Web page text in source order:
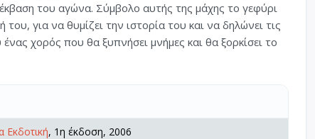
του αγώνα. Σύμβολο αυτής της μάχης το γεφύρι
για να θυμίζει την ιστορία του και να δηλώνει τις
χορός που θα ξυπνήσει μνήμες και θα ξορκίσει το
Εκδοτική, 1η έκδοση, 2006